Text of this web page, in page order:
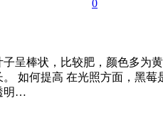
0
呈棒状，比较肥，颜色多为
如何提高 在光照方面，黑
明…